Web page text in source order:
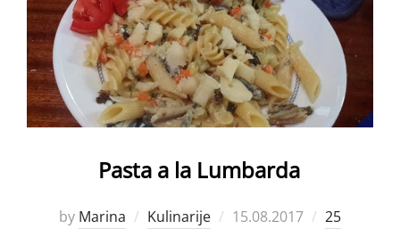
Pasta a la Lumbarda
by Marina Kulinarije
Posted
15.08.2017
25